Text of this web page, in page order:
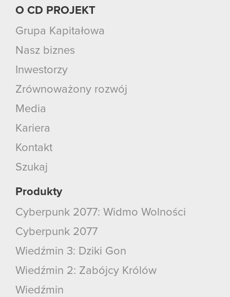
O CD PROJEKT
Grupa Kapitałowa
Nasz biznes
Inwestorzy
Zrównoważony rozwój
Media
Kariera
Kontakt
Szukaj
Produkty
Cyberpunk 2077: Widmo Wolności
Cyberpunk 2077
Wiedźmin 3: Dziki Gon
Wiedźmin 2: Zabójcy Królów
Wiedźmin